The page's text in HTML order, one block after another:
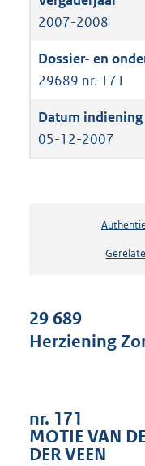
2007-2008
29689 nr. 171
05-12-2007
29 689
Herziening
nr. 171
MOTIE VAN
DER VEEN